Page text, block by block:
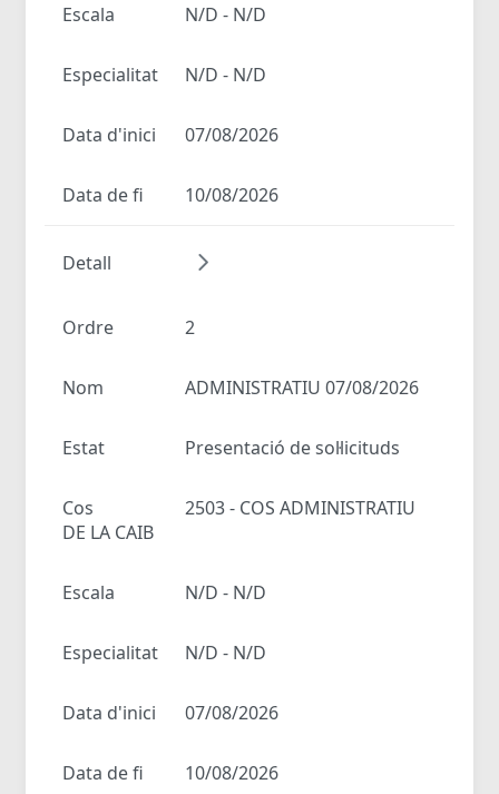
Escala N/D - N/D
Especialitat N/D - N/D
Data d'inici 07/08/2026
Data de fi 10/08/2026
Detall
Ordre 2
Nom ADMINISTRATIU 07/08/2026
Estat Presentació de sol·licituds
Cos
2503 - COS ADMINISTRATIU
DE LA CAIB
Escala N/D - N/D
Especialitat N/D - N/D
Data d'inici 07/08/2026
Data de fi 10/08/2026